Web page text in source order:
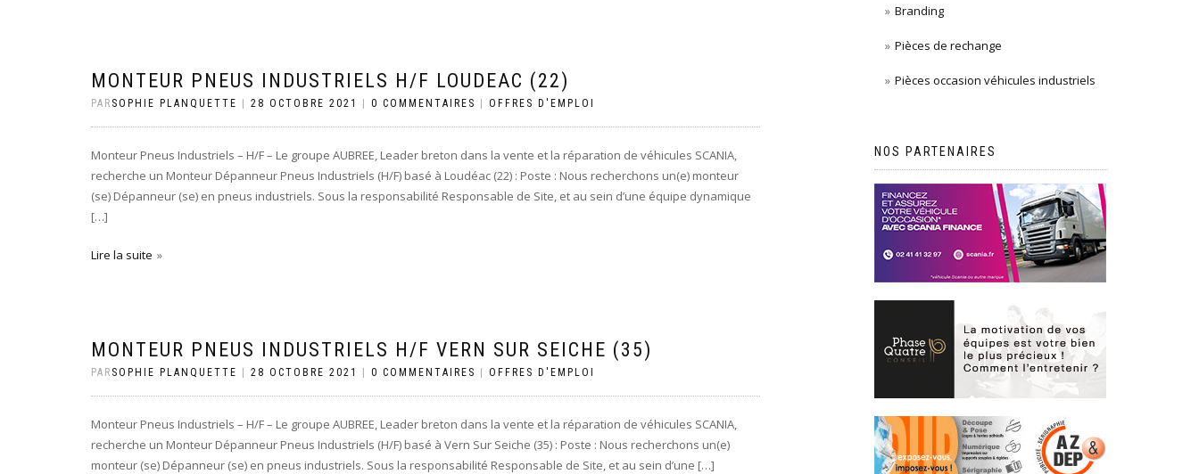
MONTEUR PNEUS INDUSTRIELS H/F LOUDEAC (22)
PAR SOPHIE PLANQUETTE 28 OCTOBRE 2021 0 COMMENTAIRES OFFRES D'EMPLOI
Monteur Pneus Industriels – H/F – Le groupe AUBREE, Leader breton dans la vente et la réparation de véhicules SCANIA,
recherche un Monteur Dépanneur Pneus Industriels (H/F) basé à Loudéac (22) : Poste : Nous recherchons un(e) monteur
(se) Dépanneur (se) en pneus industriels. Sous la responsabilité Responsable de Site, et au sein d’une équipe dynamique
[…]
Lire la suite
MONTEUR PNEUS INDUSTRIELS H/F VERN SUR SEICHE (35)
PAR SOPHIE PLANQUETTE 28 OCTOBRE 2021 0 COMMENTAIRES OFFRES D'EMPLOI
Monteur Pneus Industriels – H/F – Le groupe AUBREE, Leader breton dans la vente et la réparation de véhicules SCANIA,
recherche un Monteur Dépanneur Pneus Industriels (H/F) basé à Vern Sur Seiche (35) : Poste : Nous recherchons un(e)
monteur (se) Dépanneur (se) en pneus industriels. Sous la responsabilité Responsable de Site, et au sein d’une […]
Branding
Pièces de rechange
Pièces occasion véhicules industriels
NOS PARTENAIRES